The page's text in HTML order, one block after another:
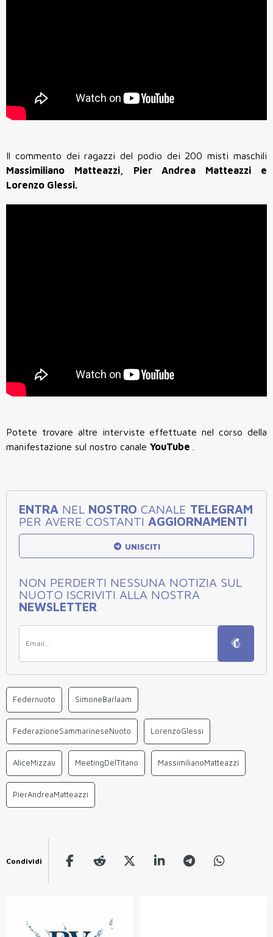
Il commento dei ragazzi del podio dei 200 misti maschili
Massimiliano Matteazzi, Pier Andrea Matteazzi e
Lorenzo Glessi.
Potete trovare altre interviste effettuate nel corso della
manifestazione sul nostro canale YouTube
ENTRA NEL NOSTRO CANALE TELEGRAM
PER AVERE COSTANTI AGGIORNAMENTI
UNISCITI
NON PERDERTI NESSUNA NOTIZIA SUL
NUOTO ISCRIVITI ALLA NOSTRA
NEWSLETTER
Federnuoto SimoneBarlaam
FederazioneSammarineseNuoto LorenzoGlessi
AliceMizzau MeetingDelTitano MassimilianoMatteazzi
PierAndreaMatteazzi
Condividi